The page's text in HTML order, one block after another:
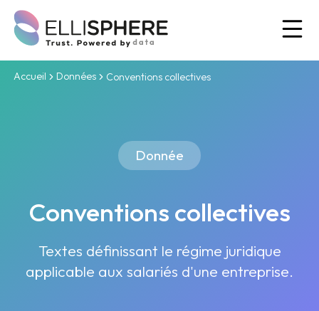
Accueil Données Conventions collectives
Donnée
Conventions collectives
Textes définissant le régime juridique
applicable aux salariés d'une entreprise.